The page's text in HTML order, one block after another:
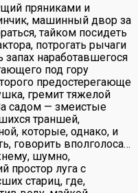
пряниками и
машинный двор за
тайком посидеть
потрогать рычаги
наработавшегося
под гору
предостерегающе
гремит тяжелой
садом — змеистые
траншей,
которые, однако, и
говорить вполголоса…
шумно,
простор луга с
стариц, где,